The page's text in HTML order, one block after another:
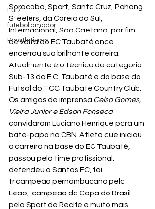
Fut7
futebol amador
Paratletismo
Sorocaba, Sport, Santa Cruz, Pohang
Steelers, da Coreia do Sul,
Internacional, São Caetano, por fim
de volta ao EC Taubaté onde
encerrou sua brilhante carreira.
Atualmente é o técnico da categoria
Sub-13 do E.C. Taubaté e da base do
Futsal do TCC Taubaté Country Club.
Os amigos de imprensa Celso Gomes,
Vieira Junior e Edson Fonseca
convidaram Luciano Henrique para um
bate-papo na CBN. Atleta que iniciou
a carreira na base do EC Taubaté,
passou pelo time profissional,
defendeu o Santos FC, foi
tricampeão pernambucano pelo
Leão,  campeão da Copa do Brasil
pelo Sport de Recife e muito mais.